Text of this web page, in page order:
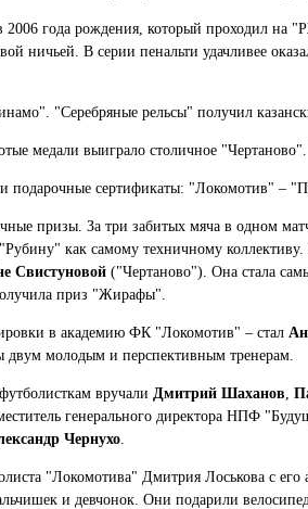
года рождения, который проходил
ничьей. В серии пенальти удачливее
"Серебряные рельсы" получил
медали выиграло столичное
подарочные сертификаты: "Локомотив" –
призы. За три забитых мяча в одном
как самому техничному
Свистуновой ("Чертаново"). Она стала
приз "Жирафы".
в академию ФК "Локомотив" – стал
молодым и перспективным тренерам.
вручали Дмитрий Шаханов
генерального директора НПФ
Чернухо
"Локомотива" Дмитрия Лоськова с его
и девчонок. Они подарили